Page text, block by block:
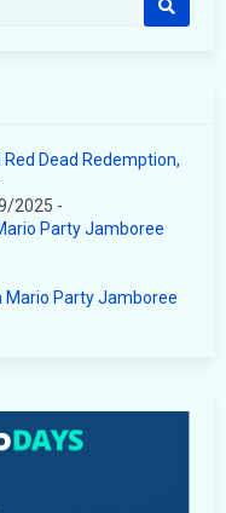
Red Dead Redemption,
2025 -
Party Jamboree
Mario Party Jamboree